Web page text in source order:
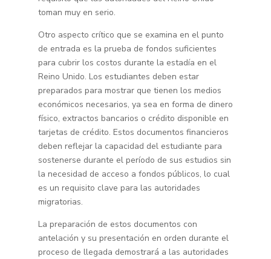
toman muy en serio.
Otro aspecto crítico que se examina en el punto
de entrada es la prueba de fondos suficientes
para cubrir los costos durante la estadía en el
Reino Unido. Los estudiantes deben estar
preparados para mostrar que tienen los medios
económicos necesarios, ya sea en forma de dinero
físico, extractos bancarios o crédito disponible en
tarjetas de crédito. Estos documentos financieros
deben reflejar la capacidad del estudiante para
sostenerse durante el período de sus estudios sin
la necesidad de acceso a fondos públicos, lo cual
es un requisito clave para las autoridades
migratorias.
La preparación de estos documentos con
antelación y su presentación en orden durante el
proceso de llegada demostrará a las autoridades